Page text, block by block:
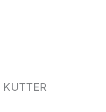
KUTTER